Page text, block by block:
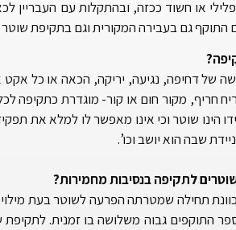
או חשוד ככזה, ובהתקלות עם העבריין
גם בעבירה המקורית וגם בתקיפת שוטר
של דחיפה, נגיעה, יריקה, הכאה או כל
חריף, מקור חום או קור- מוגדרת כתקיפה
הינו שוטר וכי אינו מאפשר לו למלא את
שבה הוא יושב וכו’.
לתקיפה בנסיבות מחמירות?
תחילה שמטרתה הפרעה לשוטר בעת מילוי
התוקפים גבוה משלושה בו זמנית.